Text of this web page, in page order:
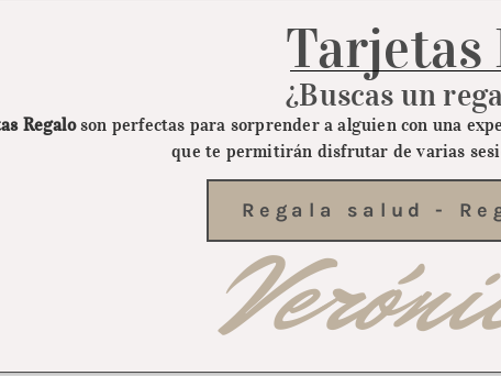
Tarjetas
¿Buscas un
Regaloson perfectas para sorprender a alguien con una
que te permitirán disfrutar de varias
Regala salud -